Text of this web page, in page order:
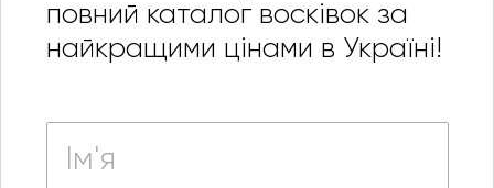
повний каталог восківок за
найкращими цінами в Україні!